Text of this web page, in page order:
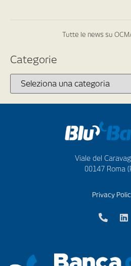
Tutte le news su
Categorie
Viale del
00147 Roma
Privacy